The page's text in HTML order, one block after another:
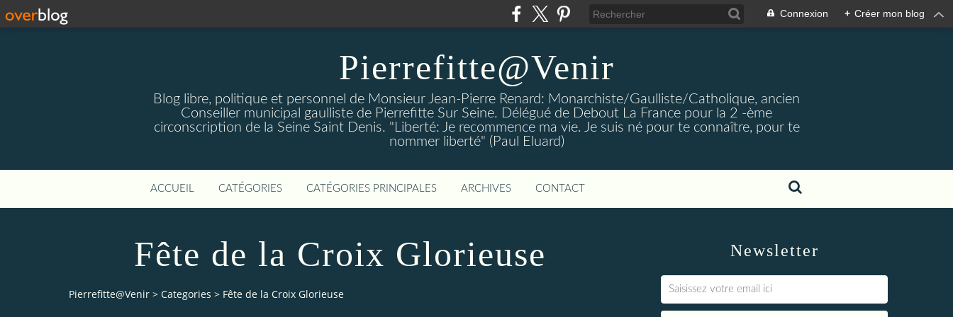
Connexion + Créer mon blog
Pierrefitte@Venir
Blog libre, politique et personnel de Monsieur Jean-Pierre Renard: Monarchiste/Gaulliste/Catholique, ancien
Conseiller municipal gaulliste de Pierrefitte Sur Seine. Délégué de Debout La France pour la 2 -ème
circonscription de la Seine Saint Denis. "Liberté: Je recommence ma vie. Je suis né pour te connaître, pour te
nommer liberté" (Paul Eluard)
ACCUEIL CATÉGORIES CATÉGORIES PRINCIPALES ARCHIVES CONTACT
Fête de la Croix Glorieuse
Pierrefitte@Venir > Categories > Fête de la Croix Glorieuse
Newsletter